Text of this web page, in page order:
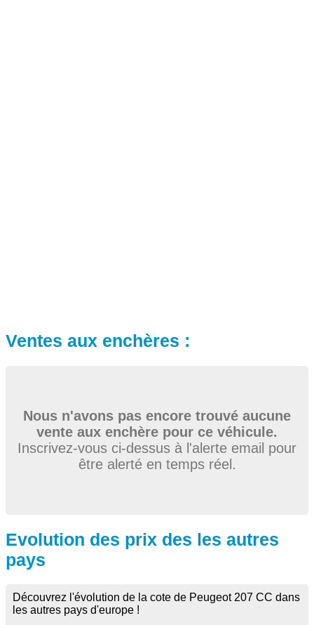
Ventes aux enchères :
Nous n'avons pas encore trouvé aucune
vente aux enchère pour ce véhicule.
Inscrivez-vous ci-dessus à l'alerte email pour
être alerté en temps réel.
Evolution des prix des les autres
pays
Découvrez l'évolution de la cote de Peugeot 207 CC dans
les autres pays d'europe !